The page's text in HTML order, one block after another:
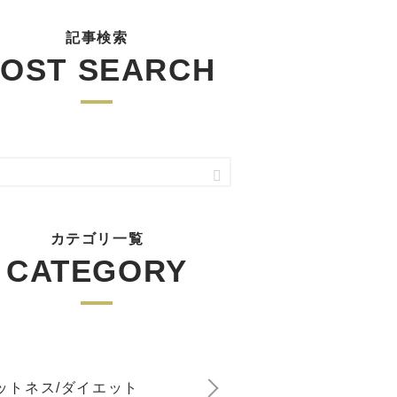
記事検索
SEARCH
カテゴリ一覧
CATEGORY
トネス/ダイエット